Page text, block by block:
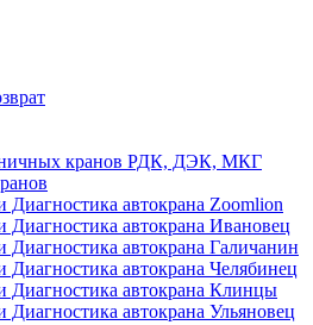
кранов РДК, ДЭК, МКГ
Диагностика автокрана Zoomlion
Диагностика автокрана Ивановец
Диагностика автокрана Галичанин
Диагностика автокрана Челябинец
Диагностика автокрана Клинцы
Диагностика автокрана Ульяновец